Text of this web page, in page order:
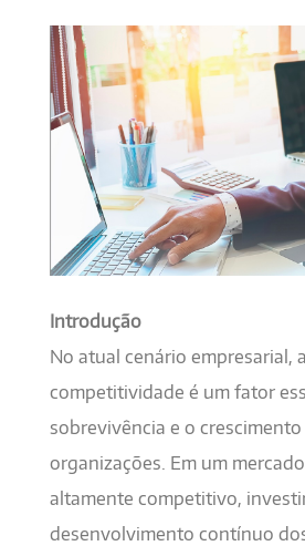
Introdução
No atual cenário empresarial,
competitividade é um fator
sobrevivência e o crescimento
organizações. Em um
altamente competitivo,
desenvolvimento contínuo